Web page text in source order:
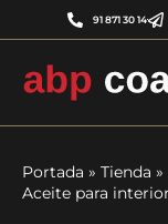
91 871 30 14
Portada » Tienda »
Aceite para